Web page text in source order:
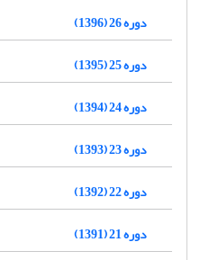
دوره 26 (1396)
دوره 25 (1395)
دوره 24 (1394)
دوره 23 (1393)
دوره 22 (1392)
دوره 21 (1391)